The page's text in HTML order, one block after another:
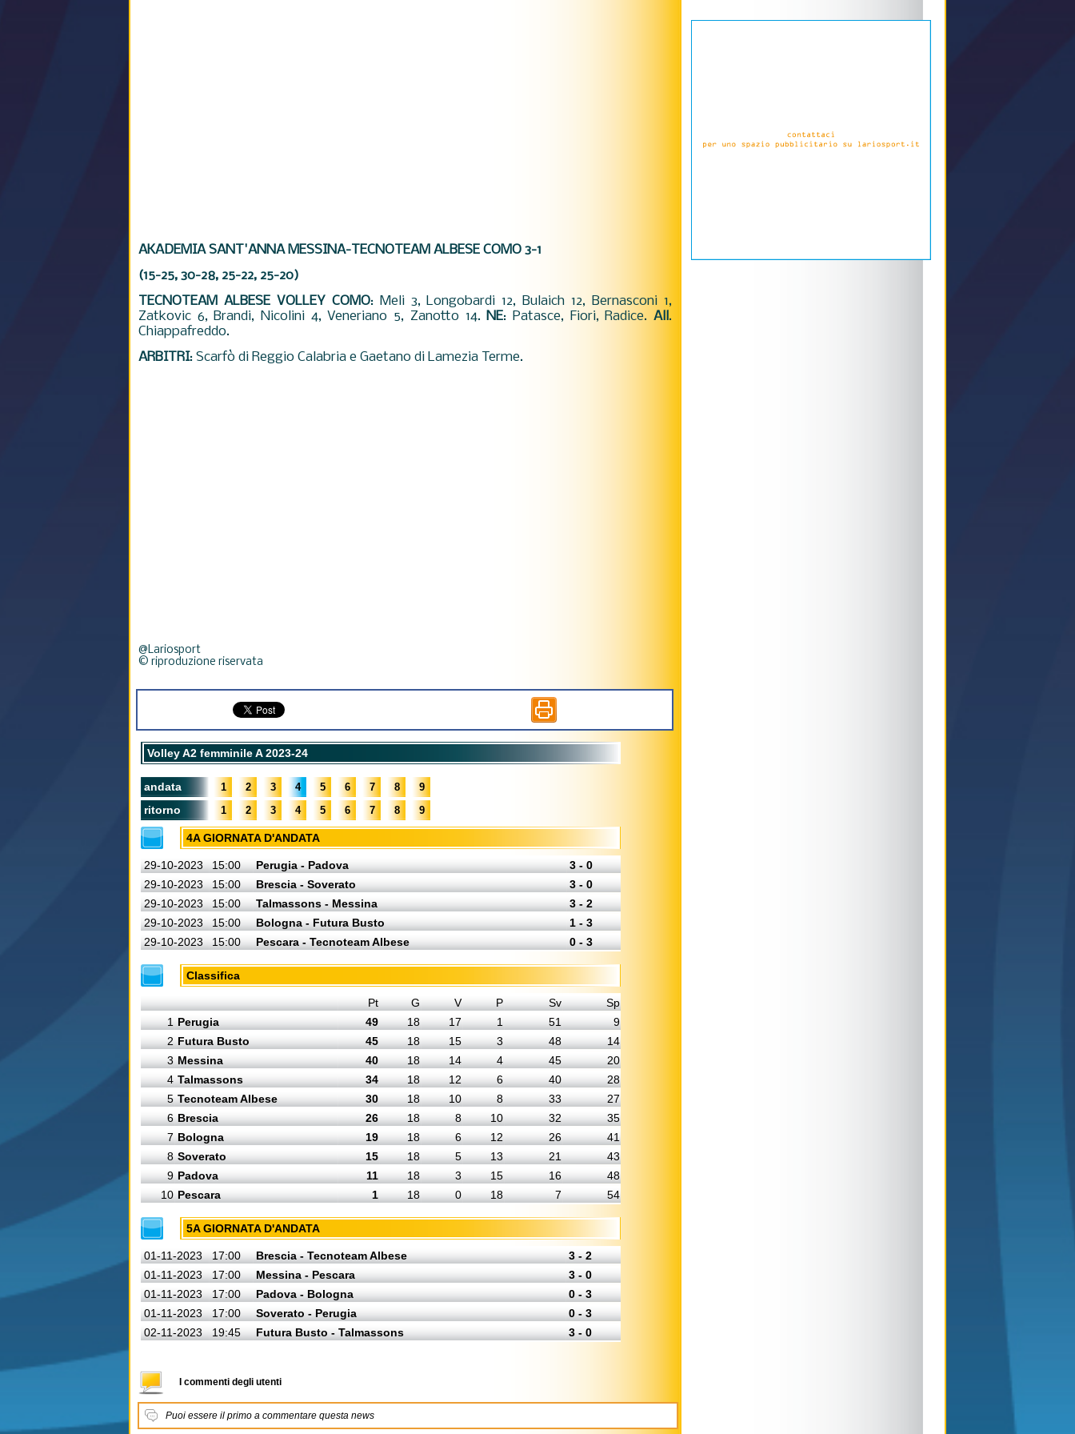
AKADEMIA SANT'ANNA MESSINA-TECNOTEAM ALBESE COMO 3-1
(15-25, 30-28, 25-22, 25-20)
TECNOTEAM ALBESE VOLLEY COMO: Meli 3, Longobardi 12, Bulaich 12, Bernasconi 1,
Zatkovic 6, Brandi, Nicolini 4, Veneriano 5, Zanotto 14.NE: Patasce, Fiori, Radice.All.
Chiappafreddo.
ARBITRI: Scarfò di Reggio Calabria e Gaetano di Lamezia Terme.
@Lariosport
© riproduzione riservata
Volley A2 femminile A 2023-24
andata 1 2 3 4 5 6 7 8 9
ritorno 1 2 3 4 5 6 7 8 9
4A GIORNATA D'ANDATA
29-10-2023 15:00 Perugia - Padova
3 - 0
29-10-2023
15:00 Brescia - Soverato
3 - 0
29-10-2023
15:00 Talmassons - Messina
3 - 2
29-10-2023
15:00 Bologna - Futura Busto
1 - 3
29-10-2023
15:00 Pescara - Tecnoteam Albese 0 - 3
Classifica
Pt G V P Sv
Sp
1 Perugia 49 18 17 1 51
9
2 Futura Busto 45 18 15 3 48
14
3 Messina 40 18 14 4 45
20
4 Talmassons 34 18 12 6 40
28
5 Tecnoteam Albese 30 18 10 8 33
27
6 Brescia 26 18 8 10 32
35
7 Bologna 19 18 6 12 26
41
8 Soverato 15 18 5 13 21
43
9 Padova 11 18 3 15 16
48
10 Pescara 1 18 0 18 7 54
5A GIORNATA D'ANDATA
01-11-2023 17:00 Brescia - Tecnoteam Albese
3 - 2
01-11-2023
17:00 Messina - Pescara
3 - 0
01-11-2023
17:00 Padova - Bologna
0 - 3
01-11-2023
17:00 Soverato - Perugia
0 - 3
02-11-2023
19:45 Futura Busto - Talmassons 3 - 0
I commenti degli utenti
Puoi essere il primo a commentare questa news